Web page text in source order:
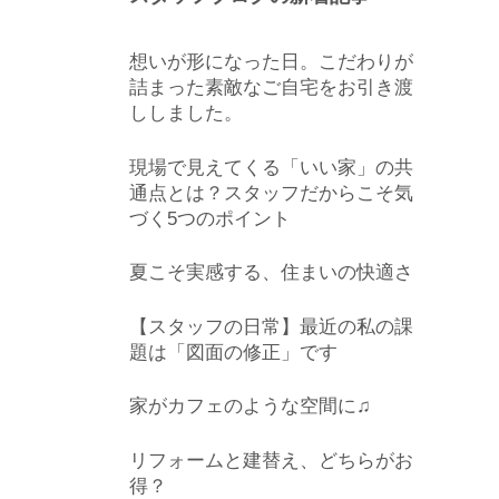
想いが形になった日。こだわりが
詰まった素敵なご自宅をお引き渡
ししました。
現場で見えてくる「いい家」の共
通点とは？スタッフだからこそ気
づく5つのポイント
夏こそ実感する、住まいの快適さ
【スタッフの日常】最近の私の課
題は「図面の修正」です
家がカフェのような空間に♫
リフォームと建替え、どちらがお
得？